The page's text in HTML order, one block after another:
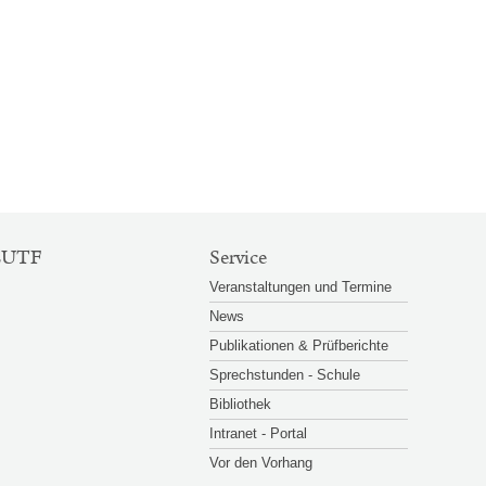
Service
Veranstaltungen und Termine
News
Publikationen & Prüfberichte
Sprechstunden - Schule
Bibliothek
Intranet - Portal
Vor den Vorhang